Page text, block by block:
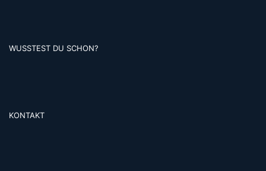
WUSSTEST DU SCHON?
KONTAKT